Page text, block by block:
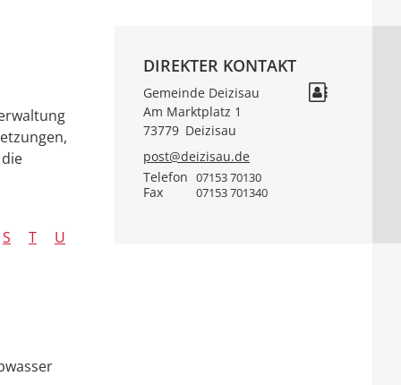
S T U
DIREKTER KONTAKT
Gemeinde Deizisau
Am Marktplatz 1
73779 Deizisau
post@deizisau.de
Telefon 07153 70130
Fax 07153 701340